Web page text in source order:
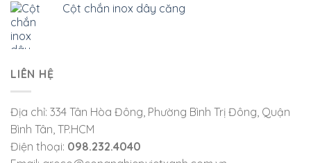
Cột chắn inox dây căng
LIÊN HỆ
Địa chỉ: 334 Tân Hòa Đông, Phường Bình Trị Đông, Quận
Bình Tân, TP.HCM
Điện thoại: 098.232.4040